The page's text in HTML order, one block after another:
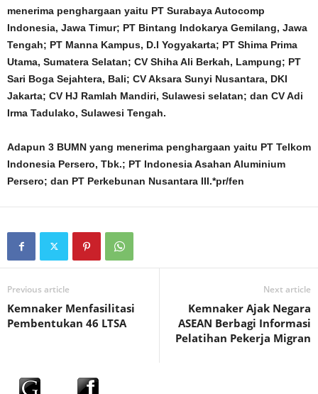
menerima penghargaan yaitu PT Surabaya Autocomp
Indonesia, Jawa Timur; PT Bintang Indokarya Gemilang, Jawa
Tengah; PT Manna Kampus, D.I Yogyakarta; PT Shima Prima
Utama, Sumatera Selatan; CV Shiha Ali Berkah, Lampung; PT
Sari Boga Sejahtera, Bali; CV Aksara Sunyi Nusantara, DKI
Jakarta; CV HJ Ramlah Mandiri, Sulawesi selatan; dan CV Adi
Irma Tadulako, Sulawesi Tengah.
Adapun 3 BUMN yang menerima penghargaan yaitu PT Telkom
Indonesia Persero, Tbk.; PT Indonesia Asahan Aluminium
Persero; dan PT Perkebunan Nusantara III.*pr/fen
Previous article
Kemnaker Menfasilitasi
Pembentukan 46 LTSA
Next article
Kemnaker Ajak Negara
ASEAN Berbagi Informasi
Pelatihan Pekerja Migran